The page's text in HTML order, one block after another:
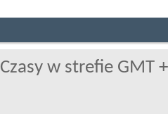
Czasy w strefie GMT